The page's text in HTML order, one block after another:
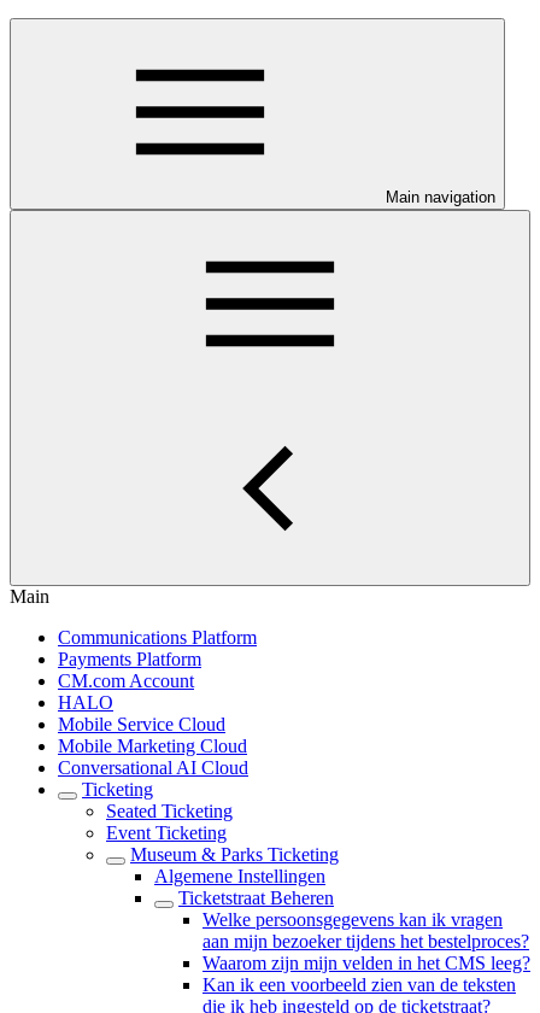
Main navigation
Main
Communications Platform
Payments Platform
CM.com Account
HALO
Mobile Service Cloud
Mobile Marketing Cloud
Conversational AI Cloud
Ticketing
Seated Ticketing
Event Ticketing
Museum & Parks Ticketing
Algemene Instellingen
Ticketstraat Beheren
Welke persoonsgegevens kan ik vragen
aan mijn bezoeker tijdens het bestelproces?
Waarom zijn mijn velden in het CMS leeg?
Kan ik een voorbeeld zien van de teksten
die ik heb ingesteld op de ticketstraat?